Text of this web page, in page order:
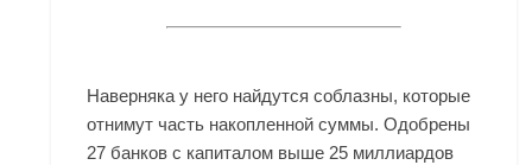
Наверняка у него найдутся соблазны, которые
отнимут часть накопленной суммы. Одобрены
27 банков с капиталом выше 25 миллиардов